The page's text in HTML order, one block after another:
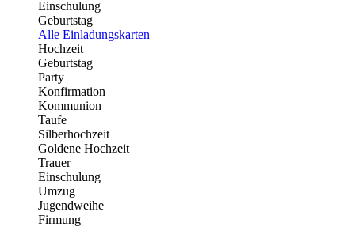
Einschulung
Geburtstag
Alle Einladungskarten
Hochzeit
Geburtstag
Party
Konfirmation
Kommunion
Taufe
Silberhochzeit
Goldene Hochzeit
Trauer
Einschulung
Umzug
Jugendweihe
Firmung